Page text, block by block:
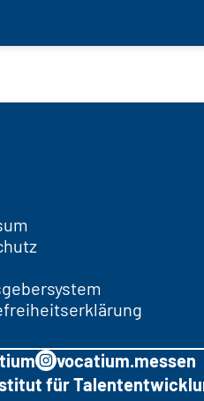
vocatium.messen
für